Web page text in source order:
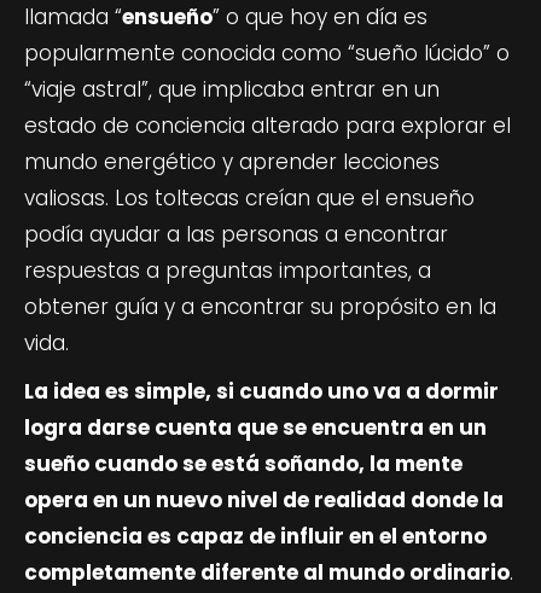
llamada “ensueño” o que hoy en día es
popularmente conocida como “sueño lúcido” o
“viaje astral”, que implicaba entrar en un
estado de conciencia alterado para explorar el
mundo energético y aprender lecciones
valiosas. Los toltecas creían que el ensueño
podía ayudar a las personas a encontrar
respuestas a preguntas importantes, a
obtener guía y a encontrar su propósito en la
vida.
La idea es simple, si cuando uno va a dormir
logra darse cuenta que se encuentra en un
sueño cuando se está soñando, la mente
opera en un nuevo nivel de realidad donde la
conciencia es capaz de influir en el entorno
completamente diferente al mundo ordinario.